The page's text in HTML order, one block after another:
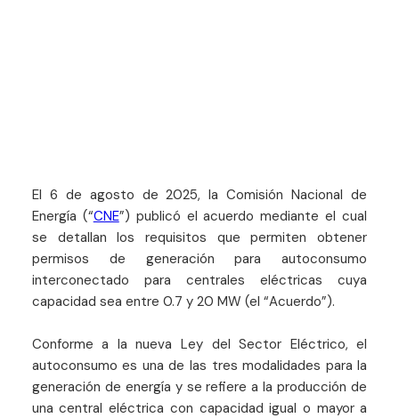
El 6 de agosto de 2025, la Comisión Nacional de
Energía (“CNE”) publicó el acuerdo mediante el cual
se detallan los requisitos que permiten obtener
permisos de generación para autoconsumo
interconectado para centrales eléctricas cuya
capacidad sea entre 0.7 y 20 MW (el “Acuerdo”).
Conforme a la nueva Ley del Sector Eléctrico, el
autoconsumo es una de las tres modalidades para la
generación de energía y se refiere a la producción de
una central eléctrica con capacidad igual o mayor a